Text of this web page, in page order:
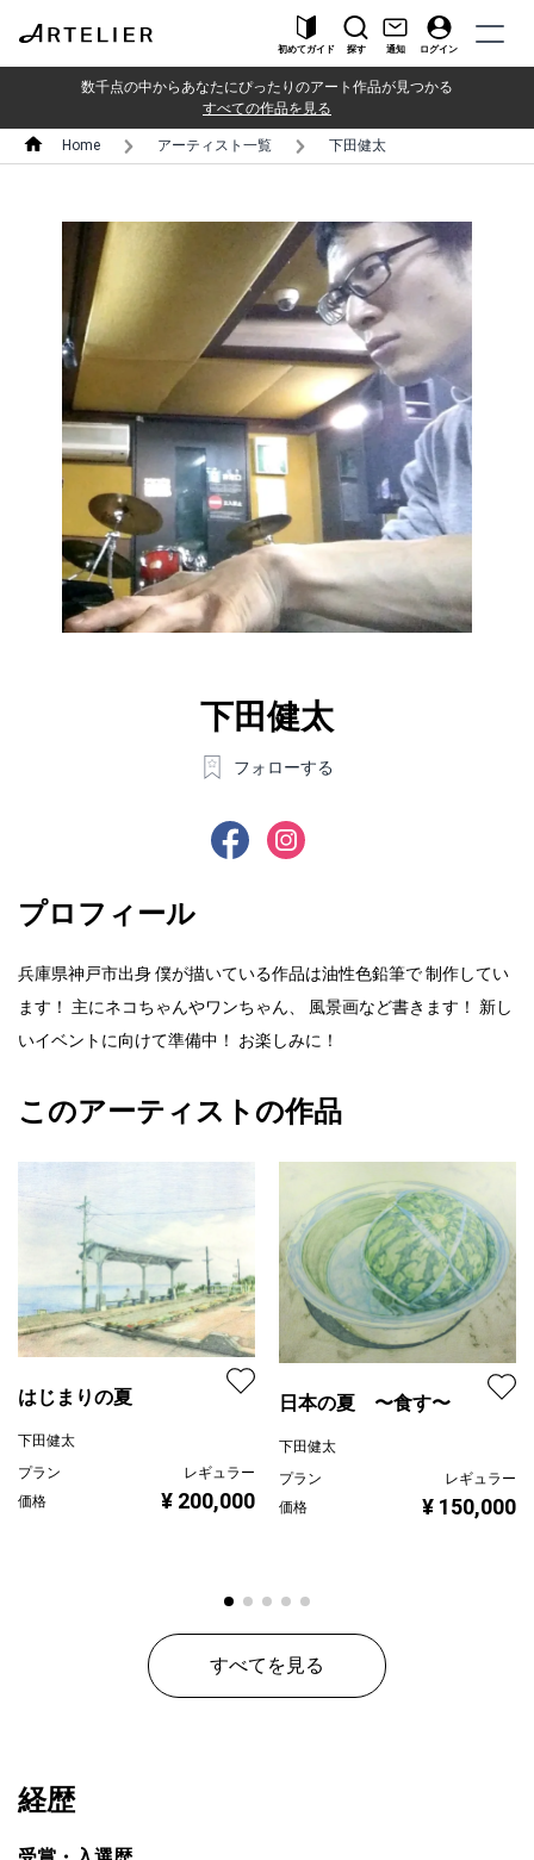
初めてガイド 探す 通知 ログイン
数千点の中からあなたにぴったりのアート作品が見つかる
すべての作品を見る
Home アーティスト一覧 下田健太
下田健太
フォローする
プロフィール
兵庫県神戸市出身 僕が描いている作品は油性色鉛筆で 制作してい
ます！ 主にネコちゃんやワンちゃん、 風景画など書きます！ 新し
いイベントに向けて準備中！ お楽しみに！
このアーティストの作品
はじまりの夏
下田健太
プラン
レギュラー
価格
¥ 200,000
日本の夏 〜食す〜
下田健太
プラン
レギュラー
価格
¥ 150,000
すべてを見る
経歴